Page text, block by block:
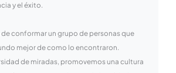
y el éxito.
de conformar un grupo de personas que
mejor de como lo encontraron.
de miradas, promovemos una cultura